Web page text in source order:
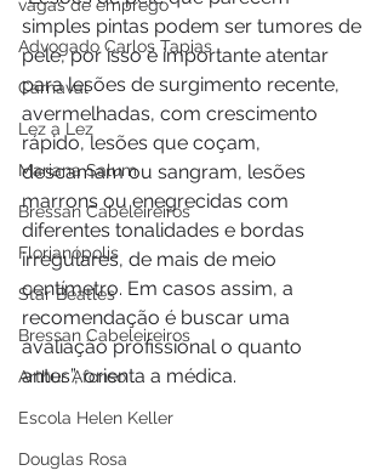
vagas de emprego
Advogado Carlos Tapias
Carnaval
Lez a Lez
Mariana Salum
Bressan Cabeleireiros
Florianópolis
Star Beatles
Bressan Cabeleireiros
Arthur Afonso
Escola Helen Keller
Douglas Rosa
simples pintas podem ser tumores de
pele, por isso é importante atentar
para lesões de surgimento recente,
avermelhadas, com crescimento
rápido, lesões que coçam,
descamam ou sangram, lesões
marrons ou enegrecidas com
diferentes tonalidades e bordas
irregulares, de mais de meio
centímetro. Em casos assim, a
recomendação é buscar uma
avaliação profissional o quanto
antes”, orienta a médica.